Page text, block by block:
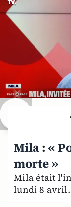
Mila : «
morte »
Mila était
lundi 8 avril.